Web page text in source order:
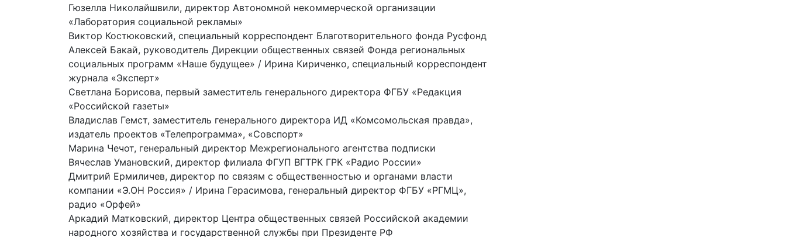
Гюзелла Николайшвили, директор Автономной некоммерческой организации
«Лаборатория социальной рекламы»
Виктор Костюковский, специальный корреспондент Благотворительного фонда Русфонд
Алексей Бакай, руководитель Дирекции общественных связей Фонда региональных
социальных программ «Наше будущее» / Ирина Кириченко, специальный корреспондент
журнала «Эксперт»
Светлана Борисова, первый заместитель генерального директора ФГБУ «Редакция
«Российской газеты»
Владислав Гемст, заместитель генерального директора ИД «Комсомольская правда»,
издатель проектов «Телепрограмма», «Совспорт»
Марина Чечот, генеральный директор Межрегионального агентства подписки
Вячеслав Умановский, директор филиала ФГУП ВГТРК ГРК «Радио России»
Дмитрий Ермиличев, директор по связям с общественностью и органами власти
компании «Э.ОН Россия» / Ирина Герасимова, генеральный директор ФГБУ «РГМЦ»,
радио «Орфей»
Аркадий Матковский, директор Центра общественных связей Российской академии
народного хозяйства и государственной службы при Президенте РФ